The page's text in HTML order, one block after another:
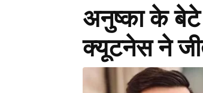
अनुष्का के
क्यूटनेस ने